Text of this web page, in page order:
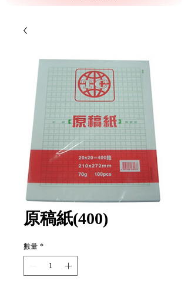
原稿紙(400)
數量 *